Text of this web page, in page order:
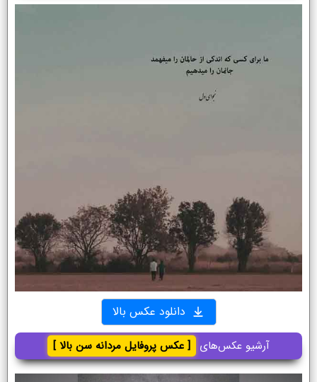
دانلود عکس بالا
آرشیو عکس‌های [ عکس پروفایل مردانه سن بالا ]